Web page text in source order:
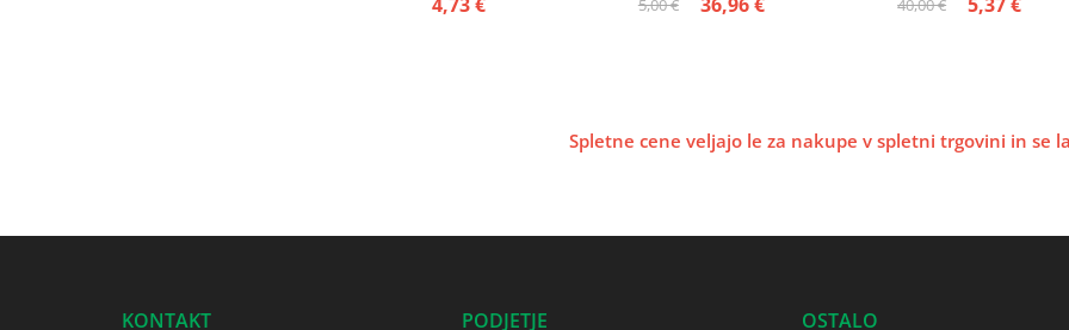
5,00 € 40,00 €
Spletne cene veljajo le za nakupe v spletni trgovini in se
KONTAKT PODJETJE OSTALO